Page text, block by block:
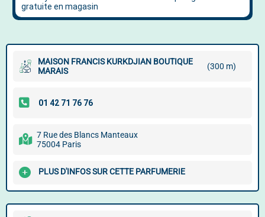
MAISON FRANCIS KURKDJIAN BOUTIQUE
MARAIS
(300 m)
7 Rue des Blancs Manteaux
75004 Paris
PLUS D'INFOS SUR CETTE PARFUMERIE